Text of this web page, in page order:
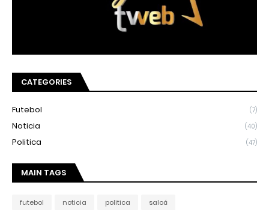
CATEGORIES
Futebol (7)
Noticia (40)
Politica (47)
MAIN TAGS
futebol noticia politica saloá